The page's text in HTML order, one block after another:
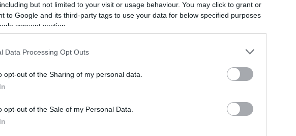
but not limited to your visit or usage behaviour. You may click to grant or
to Google and its third-party tags to use your data for below specified purposes
consent section.
Data Processing Opt Outs
opt-out of the Sharing of my personal data.
opt-out of the Sale of my Personal Data.
MILYEN MŰVELETI JELEK
AZ
Lehet hogy ezek